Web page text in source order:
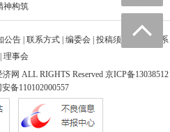
神构筑
公告 联系方式 编委会 投稿须知
广告联系
理事会
网 ALL RIGHTS Reserved 京ICP备13038512
备110102000557